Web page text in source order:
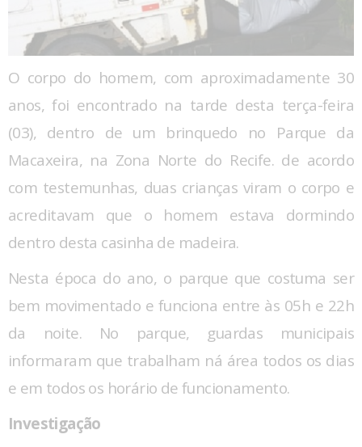
O corpo do homem, com aproximadamente 30
anos, foi encontrado na tarde desta terça-feira
(03), dentro de um brinquedo no Parque da
Macaxeira, na Zona Norte do Recife. de acordo
com testemunhas, duas crianças viram o corpo e
acreditavam que o homem estava dormindo
dentro desta casinha de madeira.
Nesta época do ano, o parque que costuma ser
bem movimentado e funciona entre às 05h e 22h
da noite. No parque, guardas municipais
informaram que trabalham ná área todos os dias
e em todos os horário de funcionamento.
Investigação